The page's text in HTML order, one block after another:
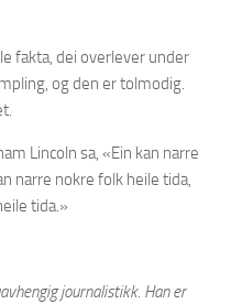
fakta, dei overlever under
og den er tolmodig.
Lincoln sa, «Ein kan narre
narre nokre folk heile tida,
tida.»
journalistikk. Han er